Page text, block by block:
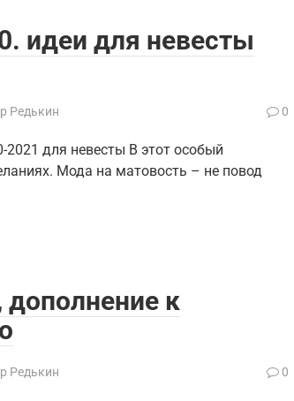
идеи для невесты
Редькин 0
для невесты В этот особый
Мода на матовость – не повод
дополнение к
Редькин 0